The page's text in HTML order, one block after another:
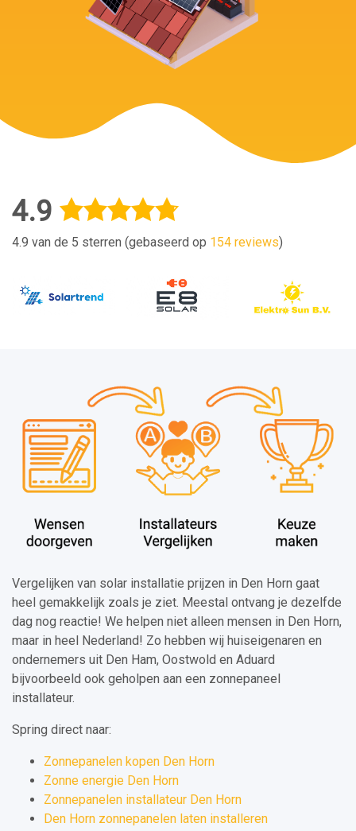
4.9
4.9 van de 5 sterren (gebaseerd op 154 reviews)
Vergelijken van solar installatie prijzen in Den Horn gaat
heel gemakkelijk zoals je ziet. Meestal ontvang je dezelfde
dag nog reactie! We helpen niet alleen mensen in Den Horn,
maar in heel Nederland! Zo hebben wij huiseigenaren en
ondernemers uit Den Ham, Oostwold en Aduard
bijvoorbeeld ook geholpen aan een zonnepaneel
installateur.
Spring direct naar:
Zonnepanelen kopen Den Horn
Zonne energie Den Horn
Zonnepanelen installateur Den Horn
Den Horn zonnepanelen laten installeren